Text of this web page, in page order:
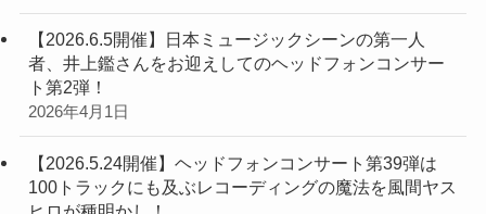
【2026.6.5開催】日本ミュージックシーンの第一人
者、井上鑑さんをお迎えしてのヘッドフォンコンサー
ト第2弾！
2026年4月1日
【2026.5.24開催】ヘッドフォンコンサート第39弾は
100トラックにも及ぶレコーディングの魔法を風間ヤス